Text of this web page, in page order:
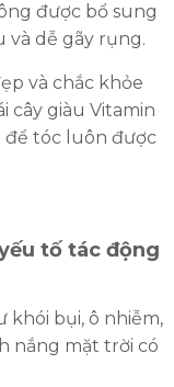
được bổ sung
và dễ gãy rụng.
và chắc khỏe
cây giàu Vitamin
để tóc luôn được
tố tác động
khói bụi, ô nhiễm,
nắng mặt trời có